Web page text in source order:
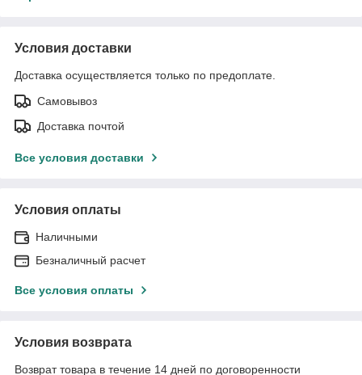
Условия доставки
Доставка осуществляется только по предоплате.
Самовывоз
Доставка почтой
Все условия доставки
Условия оплаты
Наличными
Безналичный расчет
Все условия оплаты
Условия возврата
Возврат товара в течение 14 дней по договоренности